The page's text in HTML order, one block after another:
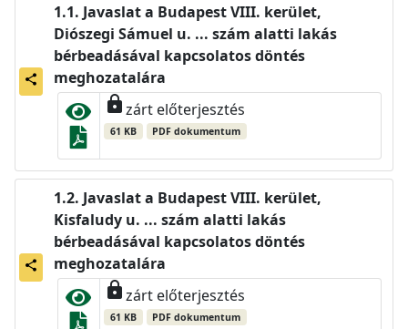
share
Javaslat a Budapest VIII. kerület,
Diószegi Sámuel u. ... szám alatti lakás
bérbeadásával kapcsolatos döntés
meghozatalára
lockzárt előterjesztés
61 KB PDF dokumentum
share
Javaslat a Budapest VIII. kerület,
Kisfaludy u. ... szám alatti lakás
bérbeadásával kapcsolatos döntés
meghozatalára
lockzárt előterjesztés
61 KB PDF dokumentum